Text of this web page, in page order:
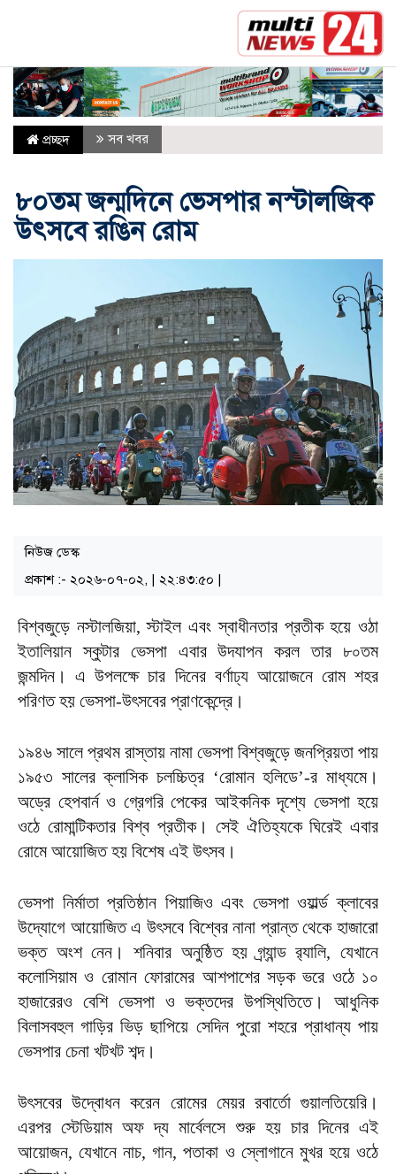
যুক্তরাষ্ট্রের সঙ্গে ‘ইতিবাচক’ বার্তার ইঙ্গিত দিল
প্রচ্ছদ সব খবর
৮০তম জন্মদিনে ভেসপার নস্টালজিক
উৎসবে রঙিন রোম
নিউজ ডেস্ক
প্রকাশ :- ২০২৬-০৭-০২, | ২২:৪৩:৫০ |
বিশ্বজুড়ে নস্টালজিয়া, স্টাইল এবং স্বাধীনতার প্রতীক হয়ে ওঠা
ইতালিয়ান স্কুটার ভেসপা এবার উদযাপন করল তার ৮০তম
জন্মদিন। এ উপলক্ষে চার দিনের বর্ণাঢ্য আয়োজনে রোম শহর
পরিণত হয় ভেসপা-উৎসবের প্রাণকেন্দ্রে।
১৯৪৬ সালে প্রথম রাস্তায় নামা ভেসপা বিশ্বজুড়ে জনপ্রিয়তা পায়
১৯৫৩ সালের ক্লাসিক চলচ্চিত্র ‘রোমান হলিডে’-র মাধ্যমে।
অড্রে হেপবার্ন ও গ্রেগরি পেকের আইকনিক দৃশ্যে ভেসপা হয়ে
ওঠে রোমান্টিকতার বিশ্ব প্রতীক। সেই ঐতিহ্যকে ঘিরেই এবার
রোমে আয়োজিত হয় বিশেষ এই উৎসব।
ভেসপা নির্মাতা প্রতিষ্ঠান পিয়াজিও এবং ভেসপা ওয়ার্ল্ড ক্লাবের
উদ্যোগে আয়োজিত এ উৎসবে বিশ্বের নানা প্রান্ত থেকে হাজারো
ভক্ত অংশ নেন। শনিবার অনুষ্ঠিত হয় গ্র্যান্ড র‌্যালি, যেখানে
কলোসিয়াম ও রোমান ফোরামের আশপাশের সড়ক ভরে ওঠে ১০
হাজারেরও বেশি ভেসপা ও ভক্তদের উপস্থিতিতে। আধুনিক
বিলাসবহুল গাড়ির ভিড় ছাপিয়ে সেদিন পুরো শহরে প্রাধান্য পায়
ভেসপার চেনা খটখট শব্দ।
উৎসবের উদ্বোধন করেন রোমের মেয়র রবার্তো গুয়ালতিয়েরি।
এরপর স্টেডিয়াম অফ দ্য মার্বেলসে শুরু হয় চার দিনের এই
আয়োজন, যেখানে নাচ, গান, পতাকা ও স্লোগানে মুখর হয়ে ওঠে